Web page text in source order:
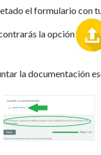
el formulario con
la opción
la documentación